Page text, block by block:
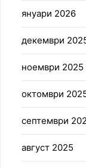
януари 2026
декември
ноември 2025
октомври
септември
август 2025